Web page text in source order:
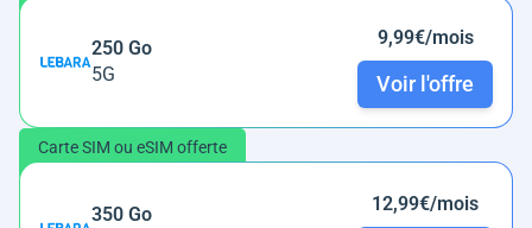
250 Go
5G
9,99€/mois
Voir l'offre
Carte SIM ou eSIM offerte
350 Go
12,99€/mois